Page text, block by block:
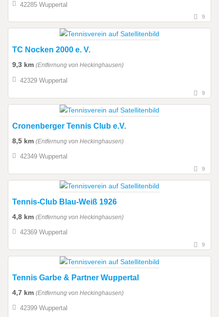
42285 Wuppertal
9
TC Nocken 2000 e. V.
9,3 km (Entfernung von Heckinghausen)
42329 Wuppertal
9
Cronenberger Tennis Club e.V.
8,5 km (Entfernung von Heckinghausen)
42349 Wuppertal
9
Tennis-Club Blau-Weiß 1926
4,8 km (Entfernung von Heckinghausen)
42369 Wuppertal
9
Tennis Garbe & Partner Wuppertal
4,7 km (Entfernung von Heckinghausen)
42399 Wuppertal